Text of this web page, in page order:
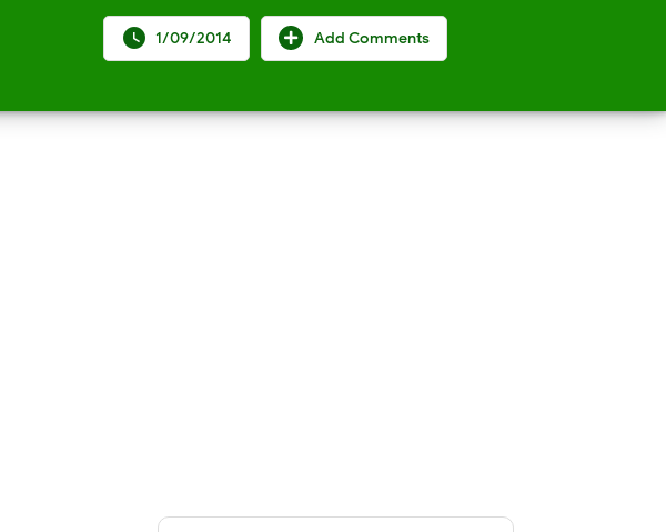
Add Comments
 1/09/2014